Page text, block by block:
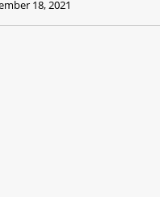
18, 2021